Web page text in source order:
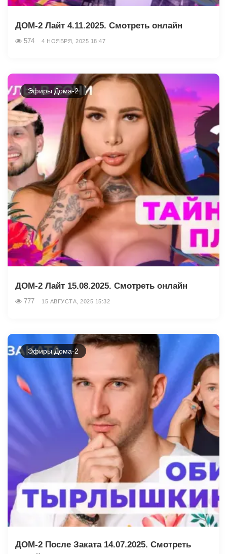
ДОМ-2 Лайт 4.11.2025. Смотреть онлайн
574 4 НОЯБРЯ, 2025 18:47
Эфиры Дома-2
ДОМ-2 Лайт 15.08.2025. Смотреть онлайн
777 15 АВГУСТА, 2025 15:32
Эфиры Дома-2
ДОМ-2 После Заката 14.07.2025. Смотреть